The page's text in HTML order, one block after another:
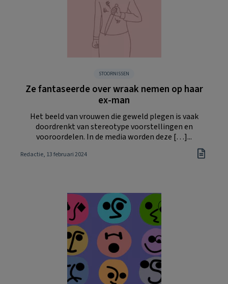
STOORNISSEN
Ze fantaseerde over wraak nemen op haar
ex-man
Het beeld van vrouwen die geweld plegen is vaak
doordrenkt van stereotype voorstellingen en
vooroordelen. In de media worden deze […]...
Redactie, 13 februari 2024